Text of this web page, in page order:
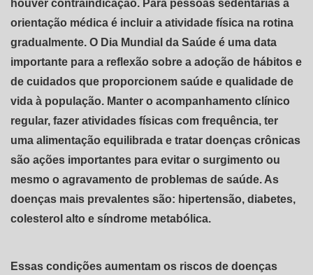
houver contraindicação. Para pessoas sedentárias a
orientação médica é incluir a atividade física na rotina
gradualmente. O Dia Mundial da Saúde é uma data
importante para a reflexão sobre a adoção de hábitos e
de cuidados que proporcionem saúde e qualidade de
vida à população. Manter o acompanhamento clínico
regular, fazer atividades físicas com frequência, ter
uma alimentação equilibrada e tratar doenças crônicas
são ações importantes para evitar o surgimento ou
mesmo o agravamento de problemas de saúde. As
doenças mais prevalentes são: hipertensão, diabetes,
colesterol alto e síndrome metabólica.
Essas condições aumentam os riscos de doenças